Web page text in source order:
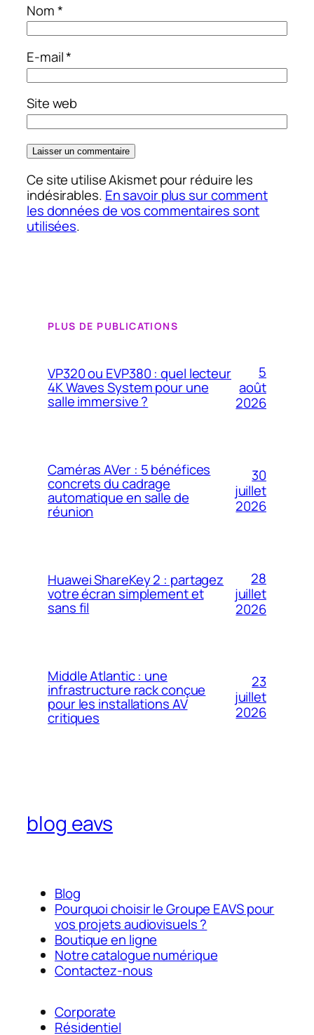
Nom*
E-mail*
Site web
Ce site utilise Akismet pour réduire les
indésirables. En savoir plus sur comment
les données de vos commentaires sont
utilisées.
PLUS DE PUBLICATIONS
VP320 ou EVP380 : quel lecteur
4K Waves System pour une
salle immersive ?
5
août
2026
Caméras AVer : 5 bénéfices
concrets du cadrage
automatique en salle de
réunion
30
juillet
2026
Huawei ShareKey 2 : partagez
votre écran simplement et
sans fil
28
juillet
2026
Middle Atlantic : une
infrastructure rack conçue
pour les installations AV
critiques
23
juillet
2026
blog eavs
Blog
Pourquoi choisir le Groupe EAVS pour
vos projets audiovisuels ?
Boutique en ligne
Notre catalogue numérique
Contactez-nous
Corporate
Résidentiel